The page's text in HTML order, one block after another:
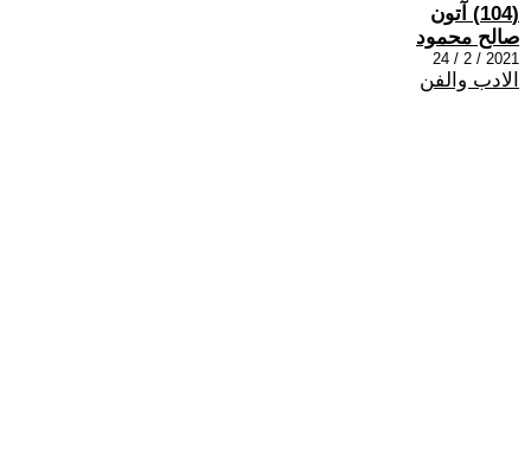
(104) آتون
صالح محمود
2021 / 2 / 24
الادب والفن